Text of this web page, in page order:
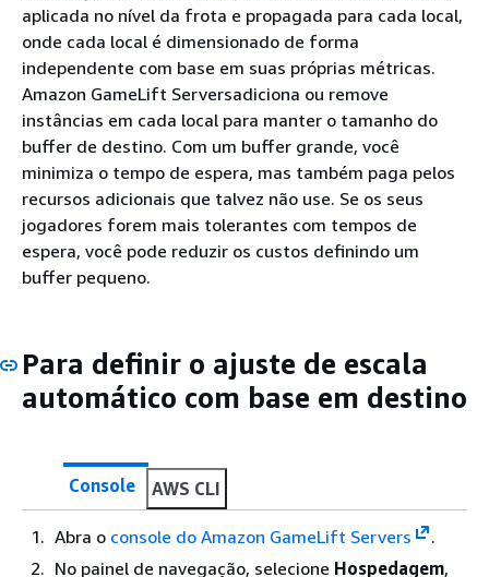
aplicada no nível da frota e propagada para cada local,
onde cada local é dimensionado de forma
independente com base em suas próprias métricas.
Amazon GameLift Serversadiciona ou remove
instâncias em cada local para manter o tamanho do
buffer de destino. Com um buffer grande, você
minimiza o tempo de espera, mas também paga pelos
recursos adicionais que talvez não use. Se os seus
jogadores forem mais tolerantes com tempos de
espera, você pode reduzir os custos definindo um
buffer pequeno.
Para definir o ajuste de escala
automático com base em destino
Console AWS CLI
Abra o console do Amazon GameLift Servers
.
No painel de navegação, selecione Hospedagem,